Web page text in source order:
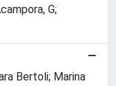
G;
Bertoli; Marina